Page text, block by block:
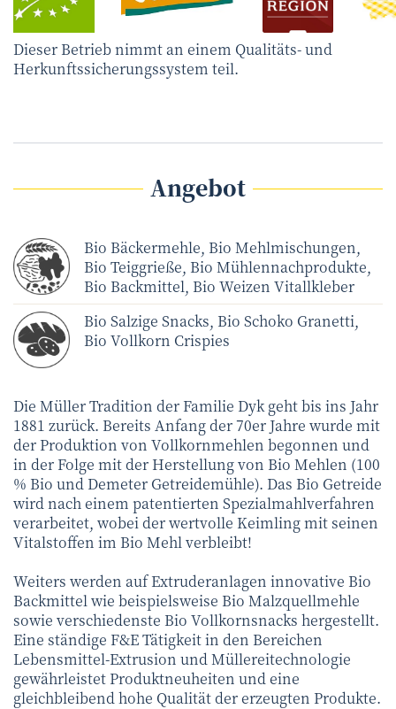
Dieser Betrieb nimmt an einem Qualitäts- und
Herkunftssicherungssystem teil.
Angebot
Bio Bäckermehle, Bio Mehlmischungen,
Bio Teiggrieße, Bio Mühlennachprodukte,
Bio Backmittel, Bio Weizen Vitallkleber
Bio Salzige Snacks, Bio Schoko Granetti,
Bio Vollkorn Crispies
Die Müller Tradition der Familie Dyk geht bis ins Jahr
1881 zurück. Bereits Anfang der 70er Jahre wurde mit
der Produktion von Vollkornmehlen begonnen und
in der Folge mit der Herstellung von Bio Mehlen (100
% Bio und Demeter Getreidemühle). Das Bio Getreide
wird nach einem patentierten Spezialmahlverfahren
verarbeitet, wobei der wertvolle Keimling mit seinen
Vitalstoffen im Bio Mehl verbleibt!
Weiters werden auf Extruderanlagen innovative Bio
Backmittel wie beispielsweise Bio Malzquellmehle
sowie verschiedenste Bio Vollkornsnacks hergestellt.
Eine ständige F&E Tätigkeit in den Bereichen
Lebensmittel-Extrusion und Müllereitechnologie
gewährleistet Produktneuheiten und eine
gleichbleibend hohe Qualität der erzeugten Produkte.